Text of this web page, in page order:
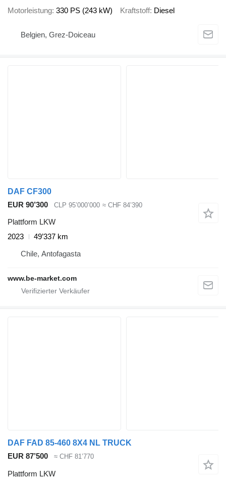
Motorleistung 330 PS (243 kW) Kraftstoff Diesel
Belgien, Grez-Doiceau
DAF CF300
EUR 90’300
CLP 95’000’000 ≈ CHF 84’390
Plattform LKW
2023
49’337 km
Chile, Antofagasta
www.be-market.com
DAF FAD 85-460 8X4 NL TRUCK
EUR 87’500
≈ CHF 81’770
Plattform LKW